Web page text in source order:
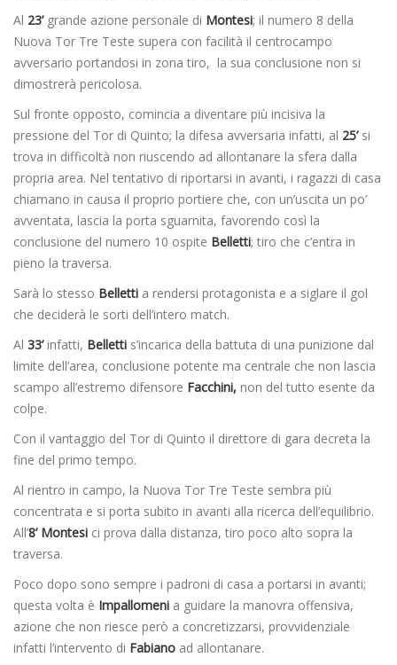
Al 23’grande azione personale di Montesi; il numero 8 della
Nuova Tor Tre Teste supera con facilità il centrocampo
avversario portandosi in zona tiro, la sua conclusione non si
dimostrerà pericolosa.
Sul fronte opposto, comincia a diventare più incisiva la
pressione del Tor di Quinto; la difesa avversaria infatti, al 25’si
trova in difficoltà non riuscendo ad allontanare la sfera dalla
propria area. Nel tentativo di riportarsi in avanti, i ragazzi di casa
chiamano in causa il proprio portiere che, con un’uscita un po’
avventata, lascia la porta sguarnita, favorendo così la
conclusione del numero 10 ospite Belletti; tiro che c’entra in
pieno la traversa.
Sarà lo stesso Belletti a rendersi protagonista e a siglare il gol
che deciderà le sorti dell’intero match.
Al 33’infatti, Belletti s’incarica della battuta di una punizione dal
limite dell’area, conclusione potente ma centrale che non lascia
scampo all’estremo difensore Facchini, non del tutto esente da
colpe.
Con il vantaggio del Tor di Quinto il direttore di gara decreta la
fine del primo tempo.
Al rientro in campo, la Nuova Tor Tre Teste sembra più
concentrata e si porta subito in avanti alla ricerca dell’equilibrio.
All’8’ Montesi ci prova dalla distanza, tiro poco alto sopra la
traversa.
Poco dopo sono sempre i padroni di casa a portarsi in avanti;
questa volta è Impallomeni a guidare la manovra offensiva,
azione che non riesce però a concretizzarsi, provvidenziale
infatti l’intervento di Fabiano ad allontanare.